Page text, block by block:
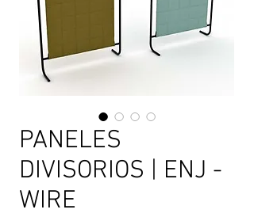
PANELES
DIVISORIOS | ENJ -
WIRE